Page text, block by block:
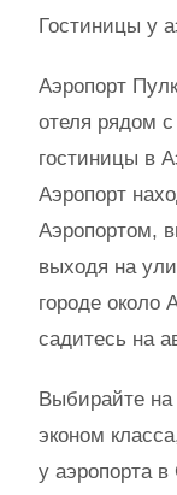
Гостиницы у
Аэропорт
отеля рядом
гостиницы в
Аэропорт
Аэропортом,
выходя на
городе около
садитесь на
Выбирайте на
эконом
у аэропорта в